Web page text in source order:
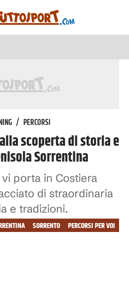
/ PERCORSI
scoperta di storia e
Sorrentina
porta in Costiera
di straordinaria
e tradizioni.
PERCORSI PER VOI
SORRENTO